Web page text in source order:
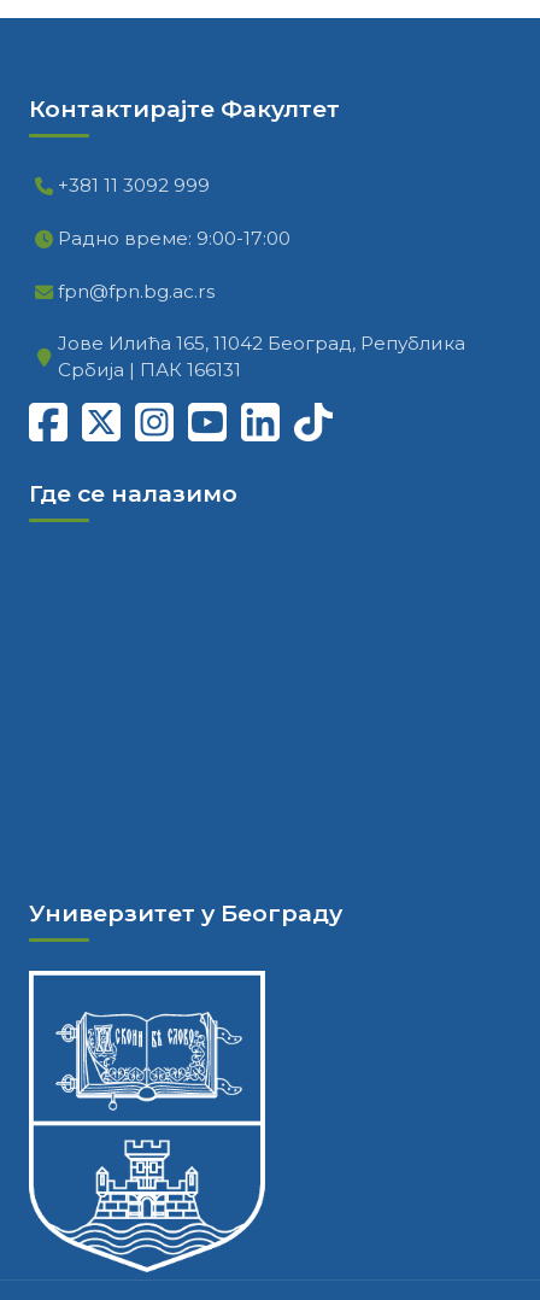
Контактирајте Факултет
+381 11 3092 999
Радно време: 9:00-17:00
fpn@fpn.bg.ac.rs
Јове Илића 165, 11042 Београд, Република
Србија | ПАК 166131
Где се налазимо
Универзитет у Београду